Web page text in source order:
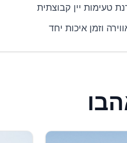
טעימות יין קבוצתית
וזמן איכות יחד